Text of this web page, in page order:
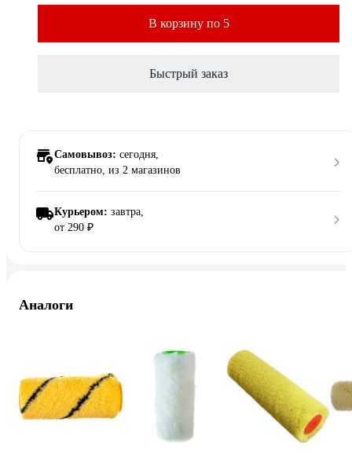
В корзину по 5
Быстрый заказ
Самовывоз: сегодня,
бесплатно, из 2 магазинов
Курьером: завтра,
от 290 ₽
Аналоги